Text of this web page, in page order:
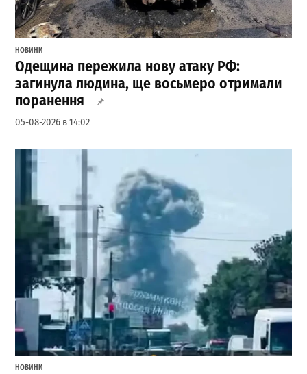
НОВИНИ
Одещина пережила нову атаку РФ:
загинула людина, ще восьмеро отримали
поранення
05-08-2026 в 14:02
НОВИНИ